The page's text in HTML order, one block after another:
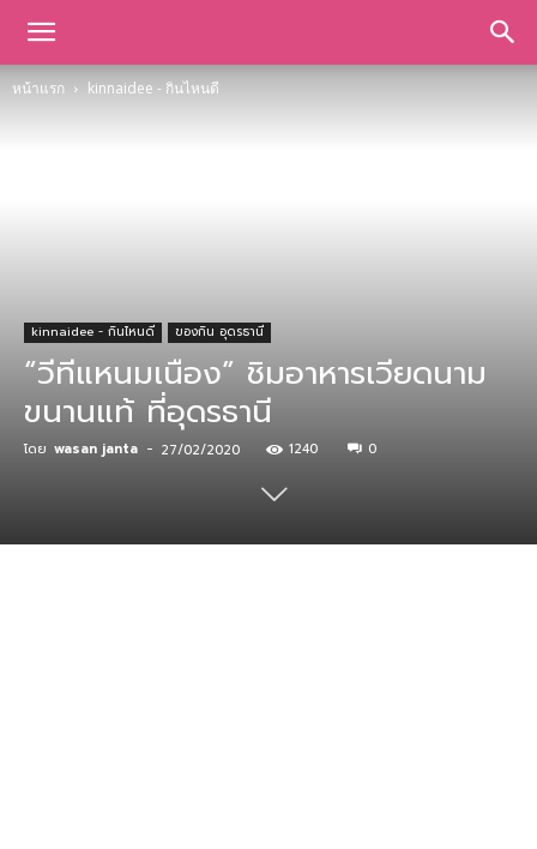
หน้าแรก kinnaidee - กินไหนดี
kinnaidee - กินไหนดี ของกิน อุดรธานี
“วีทีแหนมเนือง” ชิมอาหารเวียดนาม
ขนานแท้ ที่อุดรธานี
โดย wasan janta - 27/02/2020 1240 0